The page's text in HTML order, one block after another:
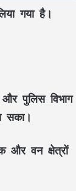
गया है।
पुलिस विभाग
सका।
और वन क्षेत्रों
छत्तीसगढ़: